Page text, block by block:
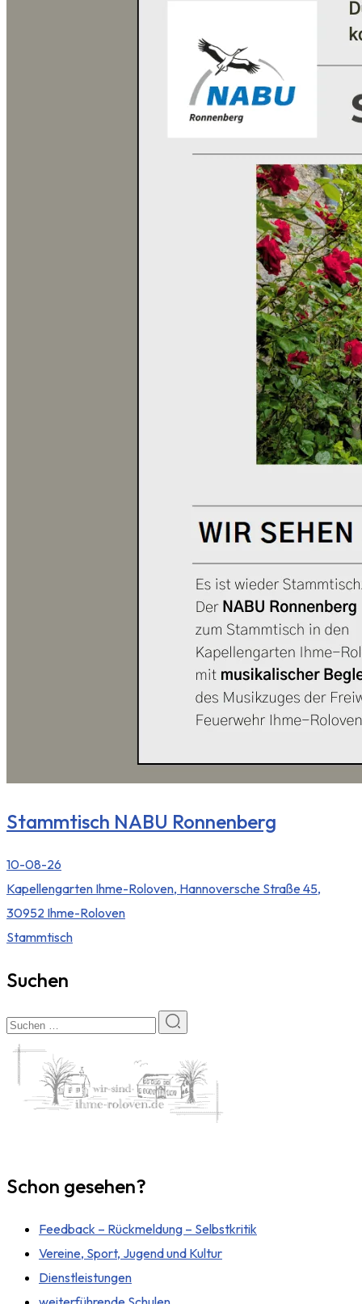
Stammtisch NABU Ronnenberg
10-08-26
Kapellengarten Ihme-Roloven, Hannoversche Straße 45,
30952 Ihme-Roloven
Stammtisch
Suchen
Schon gesehen?
Feedback – Rückmeldung – Selbstkritik
Vereine, Sport, Jugend und Kultur
Dienstleistungen